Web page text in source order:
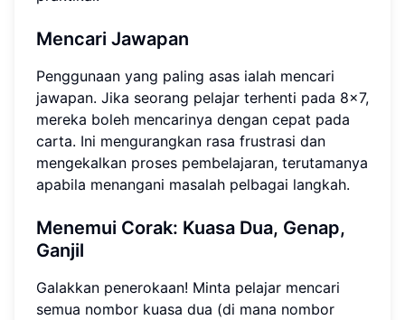
Mencari Jawapan
Penggunaan yang paling asas ialah mencari
jawapan. Jika seorang pelajar terhenti pada 8x7,
mereka boleh mencarinya dengan cepat pada
carta. Ini mengurangkan rasa frustrasi dan
mengekalkan proses pembelajaran, terutamanya
apabila menangani masalah pelbagai langkah.
Menemui Corak: Kuasa Dua, Genap,
Ganjil
Galakkan penerokaan! Minta pelajar mencari
semua nombor kuasa dua (di mana nombor